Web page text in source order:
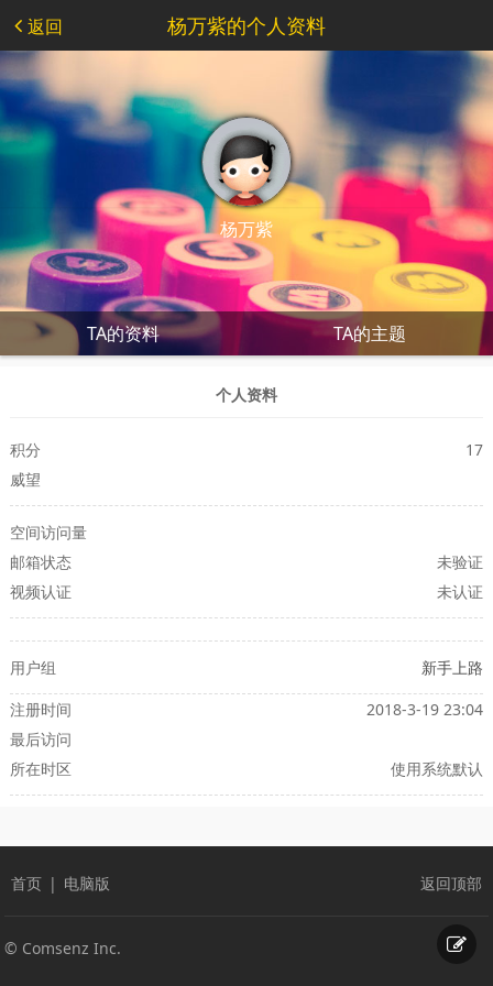
返回 杨万紫的个人资料
杨万紫
TA的资料 TA的主题
个人资料
积分
17
威望
空间访问量
邮箱状态
未验证
视频认证
未认证
用户组
新手上路
注册时间
2018-3-19 23:04
最后访问
所在时区
使用系统默认
首页 | 电脑版 返回顶部
© Comsenz Inc.